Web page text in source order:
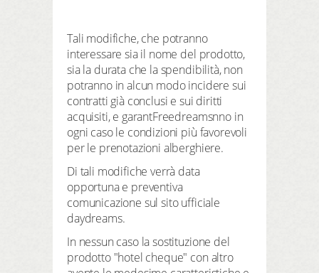
Tali modifiche, che potranno
interessare sia il nome del prodotto,
sia la durata che la spendibilità, non
potranno in alcun modo incidere sui
contratti già conclusi e sui diritti
acquisiti, e garantFreedreamsnno in
ogni caso le condizioni più favorevoli
per le prenotazioni alberghiere.
Di tali modifiche verrà data
opportuna e preventiva
comunicazione sul sito ufficiale
daydreams.
In nessun caso la sostituzione del
prodotto "hotel cheque" con altro